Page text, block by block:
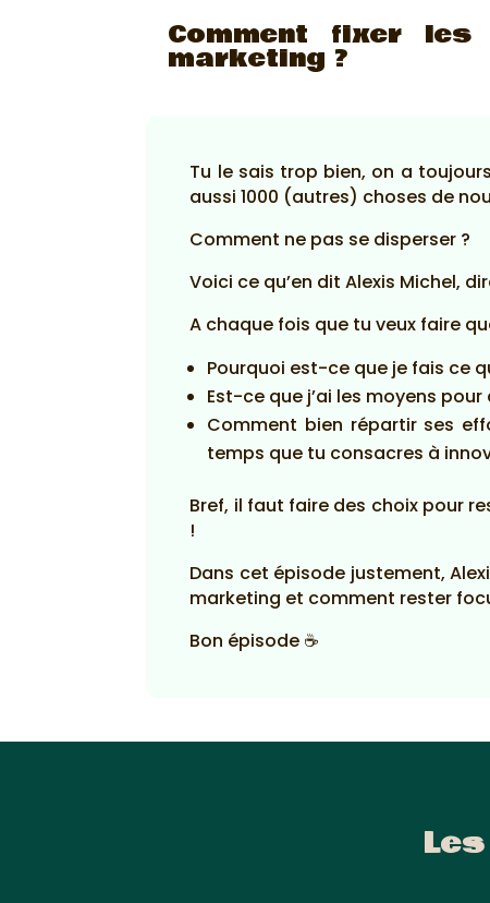
Comment fixer
marketing ?
Tu le sais trop bien, on a
aussi 1000 (autres) choses de
Comment ne pas se disperser ?
Voici ce qu’en dit Alexis Michel,
A chaque fois que tu veux faire
Pourquoi est-ce que je fais ce
Est-ce que j’ai les moyens
Comment bien répartir ses
temps que tu consacres à
Bref, il faut faire des choix pour
!
Dans cet épisode justement,
marketing et comment rester
Bon épisode ☕